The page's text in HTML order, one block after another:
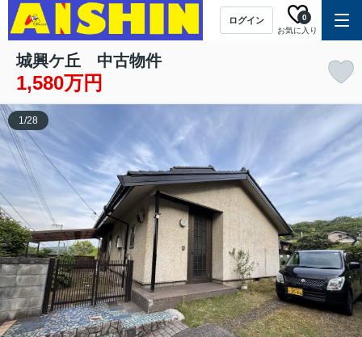
ログイン
お気に入り
0
城興ケ丘 中古物件
1,580万円
1/28